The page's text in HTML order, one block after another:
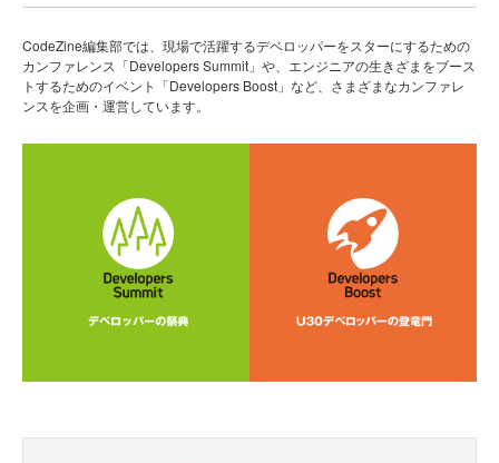
CodeZine編集部では、現場で活躍するデベロッパーをスターにするための
カンファレンス「Developers Summit」や、エンジニアの生きざまをブース
トするためのイベント「Developers Boost」など、さまざまなカンファレ
ンスを企画・運営しています。